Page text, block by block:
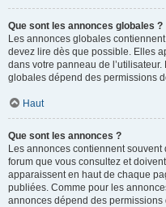
Que sont les annonces globales ?
Les annonces globales
devez lire dès que possible. Elles
dans votre panneau de
globales dépend des permissions
Haut
Que sont les annonces ?
Les annonces contiennent
forum que vous consultez et
apparaissent en haut de chaque
publiées. Comme pour les
annonces dépend des permissions